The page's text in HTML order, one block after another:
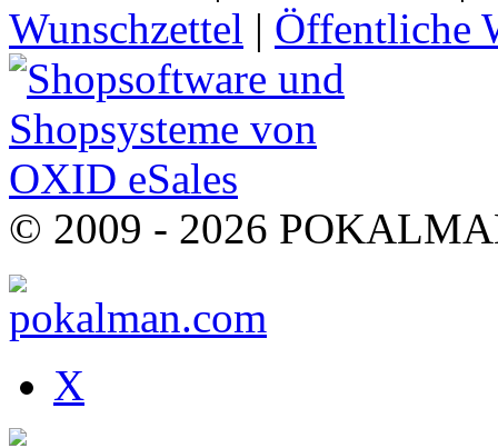
Wunschzettel | Öffentliche
© 2009 - 2026
X